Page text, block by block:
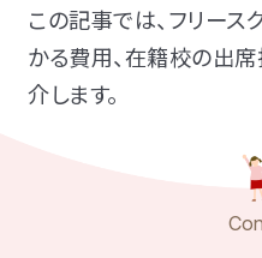
この記事では、フリース
かる費用、在籍校の出
介します。